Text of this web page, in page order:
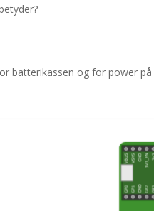
batterikassen og for power